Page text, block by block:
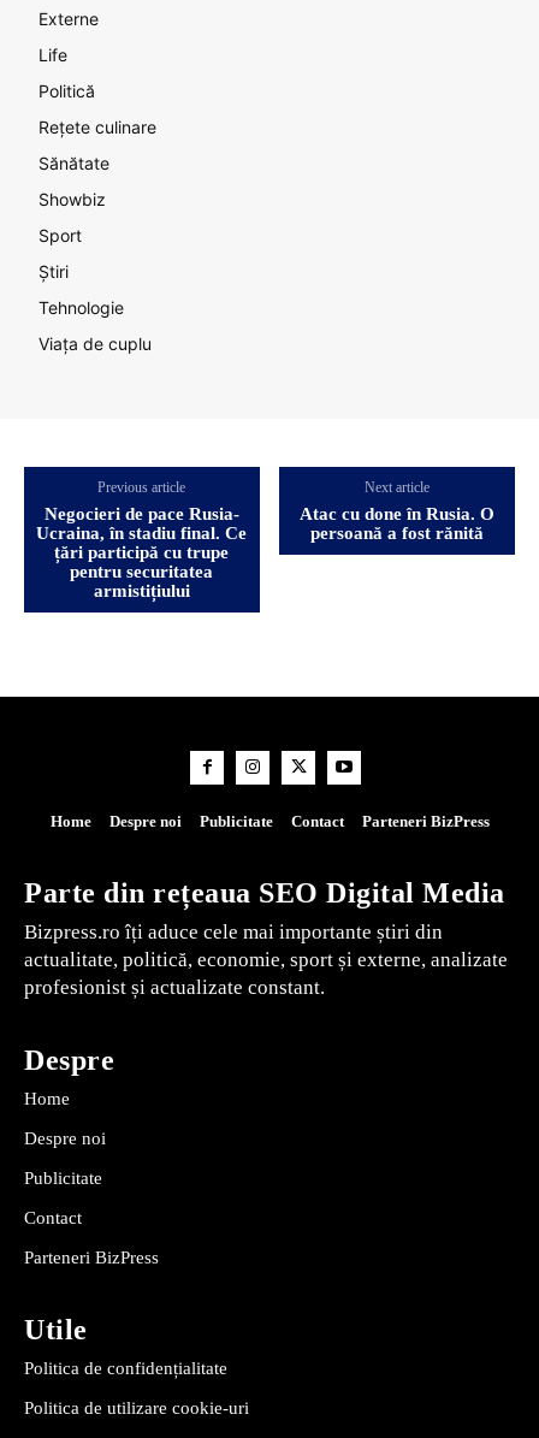
Externe
Life
Politică
Rețete culinare
Sănătate
Showbiz
Sport
Știri
Tehnologie
Viața de cuplu
Previous article
Negocieri de pace Rusia-
Ucraina, în stadiu final. Ce
țări participă cu trupe
pentru securitatea
armistițiului
Next article
Atac cu done în Rusia. O
persoană a fost rănită
Home Despre noi Publicitate Contact Parteneri BizPress
Parte din rețeaua SEO Digital Media
Bizpress.ro îți aduce cele mai importante știri din
actualitate, politică, economie, sport și externe, analizate
profesionist și actualizate constant.
Despre
Home
Despre noi
Publicitate
Contact
Parteneri BizPress
Utile
Politica de confidențialitate
Politica de utilizare cookie-uri